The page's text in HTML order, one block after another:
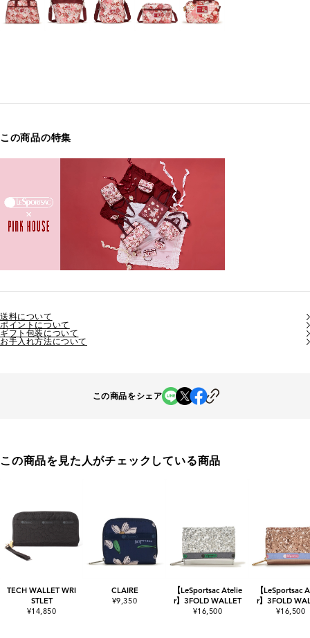
この商品の特集
送料について
ポイントについて
ギフト包装について
お手入れ方法について
この商品をシェア
この商品を見た人がチェックしている商品
TECH WALLET WRI
STLET
¥14,850
CLAIRE
¥9,350
【LeSportsac Atelie
r】3FOLD WALLET
¥16,500
【LeSportsac
r】3FOLD
¥16,500